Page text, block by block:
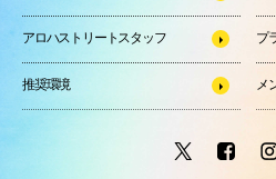
アロハストリートスタッフ プ
推奨環境 メ